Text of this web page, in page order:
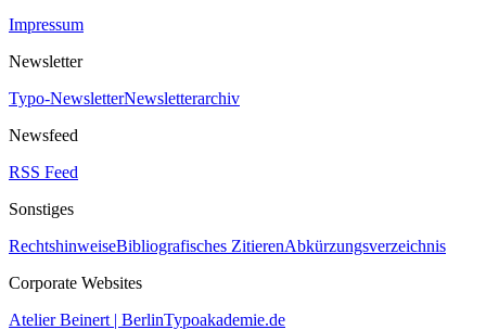
Impressum
Newsletter
Typo-NewsletterNewsletterarchiv
Newsfeed
RSS Feed
Sonstiges
RechtshinweiseBibliografisches ZitierenAbkürzungsverzeichnis
Corporate Websites
Atelier Beinert | BerlinTypoakademie.de